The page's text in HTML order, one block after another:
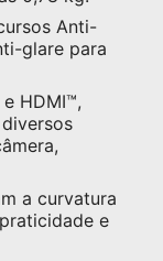
Anti-
glare para
HDMI™,
a curvatura
e